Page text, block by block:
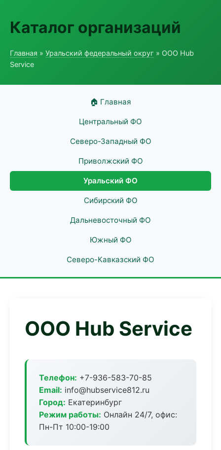
Каталог организаций
Главная » Уральский федеральный округ » ООО Hub
Service
🏠 Главная
Центральный ФО
Северо-Западный ФО
Приволжский ФО
Уральский ФО
Сибирский ФО
Дальневосточный ФО
Южный ФО
Северо-Кавказский ФО
ООО Hub Service
Телефон: +7-936-583-70-85
Email: info@hubservice812.ru
Город: Екатеринбург
Режим работы: Онлайн 24/7, офис:
Пн-Пт 10:00-19:00